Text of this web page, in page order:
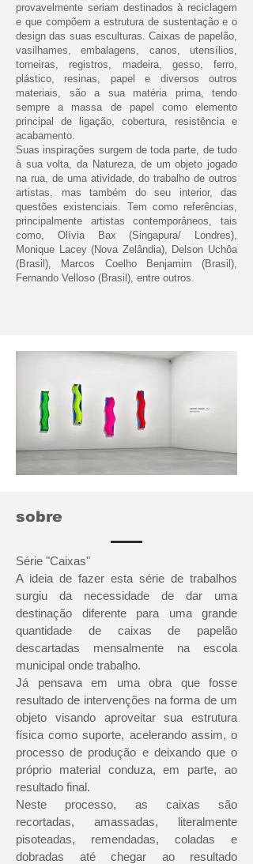
provavelmente seriam destinados à reciclagem
e que compõem a estrutura de sustentação e o
design das suas esculturas. Caixas de papelão,
vasilhames, embalagens, canos, utensílios,
torneiras, registros, madeira, gesso, ferro,
plástico, resinas, papel e diversos outros
materiais, são a sua matéria prima, tendo
sempre a massa de papel como elemento
principal de ligação, cobertura, resistência e
acabamento.
Suas inspirações surgem de toda parte, de tudo
à sua volta, da Natureza, de um objeto jogado
na rua, de uma atividade, do trabalho de outros
artistas, mas também do seu interior, das
questões existenciais. Tem como referências,
principalmente artistas contemporâneos, tais
como, Olívia Bax (Singapura/ Londres),
Monique Lacey (Nova Zelândia), Delson Uchôa
(Brasil), Marcos Coelho Benjamim (Brasil),
Fernando Velloso (Brasil), entre outros.
sobre
Série "Caixas"
A ideia de fazer esta série de trabalhos
surgiu da necessidade de dar uma
destinação diferente para uma grande
quantidade de caixas de papelão
descartadas mensalmente na escola
municipal onde trabalho.
Já pensava em uma obra que fosse
resultado de intervenções na forma de um
objeto visando aproveitar sua estrutura
física como suporte, acelerando assim, o
processo de produção e deixando que o
próprio material conduza, em parte, ao
resultado final.
Neste processo, as caixas são
recortadas, amassadas, literalmente
pisoteadas, remendadas, coladas e
dobradas até chegar ao resultado